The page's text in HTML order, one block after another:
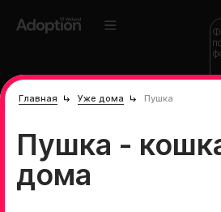
Главная Уже дома Пушка
Пушка -
дома